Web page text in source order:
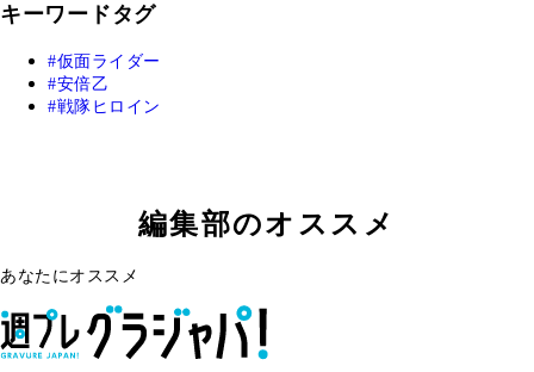
キーワードタグ
仮面ライダー
安倍乙
戦隊ヒロイン
編集部のオススメ
あなたにオススメ